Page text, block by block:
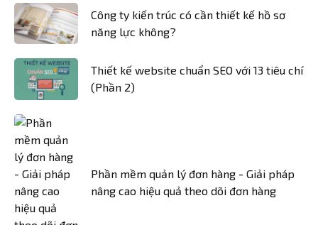
Công ty kiến trúc có cần thiết kế hồ sơ
năng lực không?
Thiết kế website chuẩn SEO với 13 tiêu chí
(Phần 2)
Phần mềm quản lý đơn hàng - Giải pháp
nâng cao hiệu quả theo dõi đơn hàng